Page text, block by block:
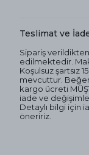
Teslimat ve
Sipariş
edilmektedir.
Koşulsuz şartsız
mevcuttur.
kargo ücreti
iade ve
Detaylı bilgi için
öneririz.